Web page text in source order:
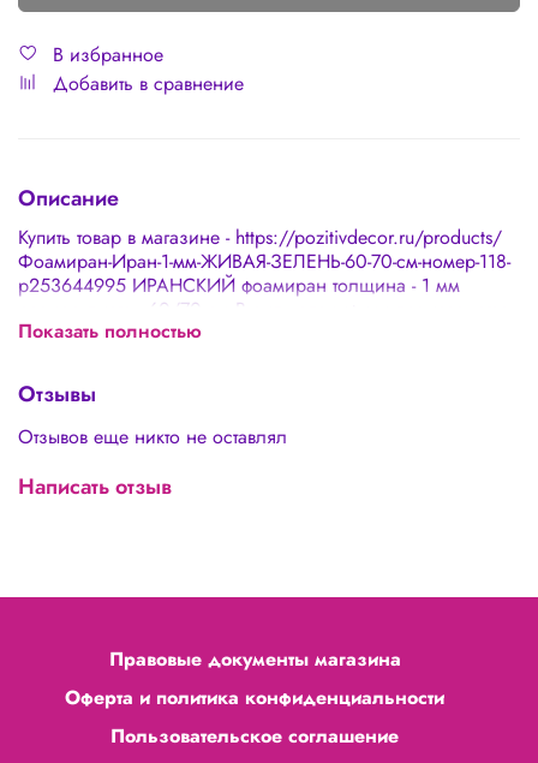
В избранное
Добавить в сравнение
Описание
Купить товар в магазине - https://pozitivdecor.ru/products/
Фоамиран-Иран-1-мм-ЖИВАЯ-ЗЕЛЕНЬ-60-70-см-номер-118-
p253644995 ИРАНСКИЙ фоамиран толщина - 1 мм
размер листа - 60/70 см В силу специфики производства
фоамирана считается допустимым: 🌸 Наличие неровных
разных партиях могут отличаться 🌸 Наличие пор и
дырочек не более 5% площади листа, что не является
дефектом товара, а особенностью иранского фоамирана
Показать полностью
Отзывы
Отзывов еще никто не оставлял
Написать отзыв
Правовые документы магазина
Оферта и политика конфиденциальности
Пользовательское соглашение